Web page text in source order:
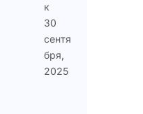
к
30
сентя
бря,
2025